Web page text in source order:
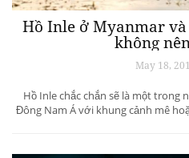
Hồ Inle ở Myanmar
không
May 18,
Hồ Inle chắc chắn sẽ là một trong
Đông Nam Á với khung cảnh mê